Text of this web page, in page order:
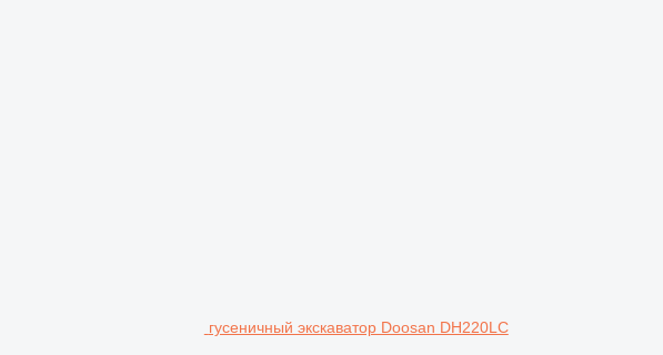
гусеничный экскаватор Doosan DH220LC